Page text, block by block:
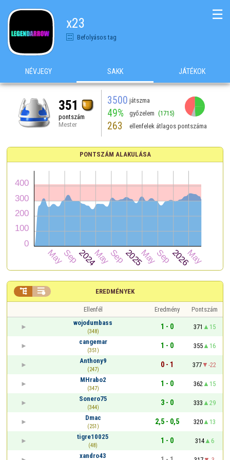
x23
Befolyásos tag
☰
NÉVJEGY SAKK JÁTÉKOK
351
pontszám
Mester
3500 játszma
49% győzelem (1715)
263 ellenfelek átlagos pontszáma
PONTSZÁM ALAKULÁSA
EREDMÉNYEK
 
Ellenfél Eredmény
Pontszám
wojodumbass
(348)
1 - 0 371
15
cangemar
(351)
1 - 0 355
16
Anthony9
(247)
0 - 1 377
-22
MHrabo2
(347)
1 - 0 362
15
Sonero75
(344)
3 - 0 333
29
Dmac
(251)
2,5 - 0,5 320
13
tigre10025
(48)
1 - 0 314
6
xandro43